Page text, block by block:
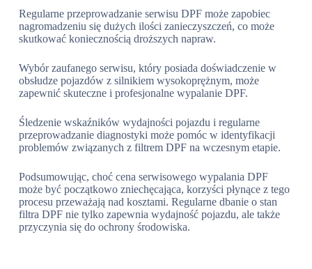
Regularne przeprowadzanie serwisu DPF może zapobiec
nagromadzeniu się dużych ilości zanieczyszczeń, co może
skutkować koniecznością droższych napraw.
Wybór zaufanego serwisu, który posiada doświadczenie w
obsłudze pojazdów z silnikiem wysokoprężnym, może
zapewnić skuteczne i profesjonalne wypalanie DPF.
Śledzenie wskaźników wydajności pojazdu i regularne
przeprowadzanie diagnostyki może pomóc w identyfikacji
problemów związanych z filtrem DPF na wczesnym etapie.
Podsumowując, choć cena serwisowego wypalania DPF
może być początkowo zniechęcająca, korzyści płynące z tego
procesu przeważają nad kosztami. Regularne dbanie o stan
filtra DPF nie tylko zapewnia wydajność pojazdu, ale także
przyczynia się do ochrony środowiska.